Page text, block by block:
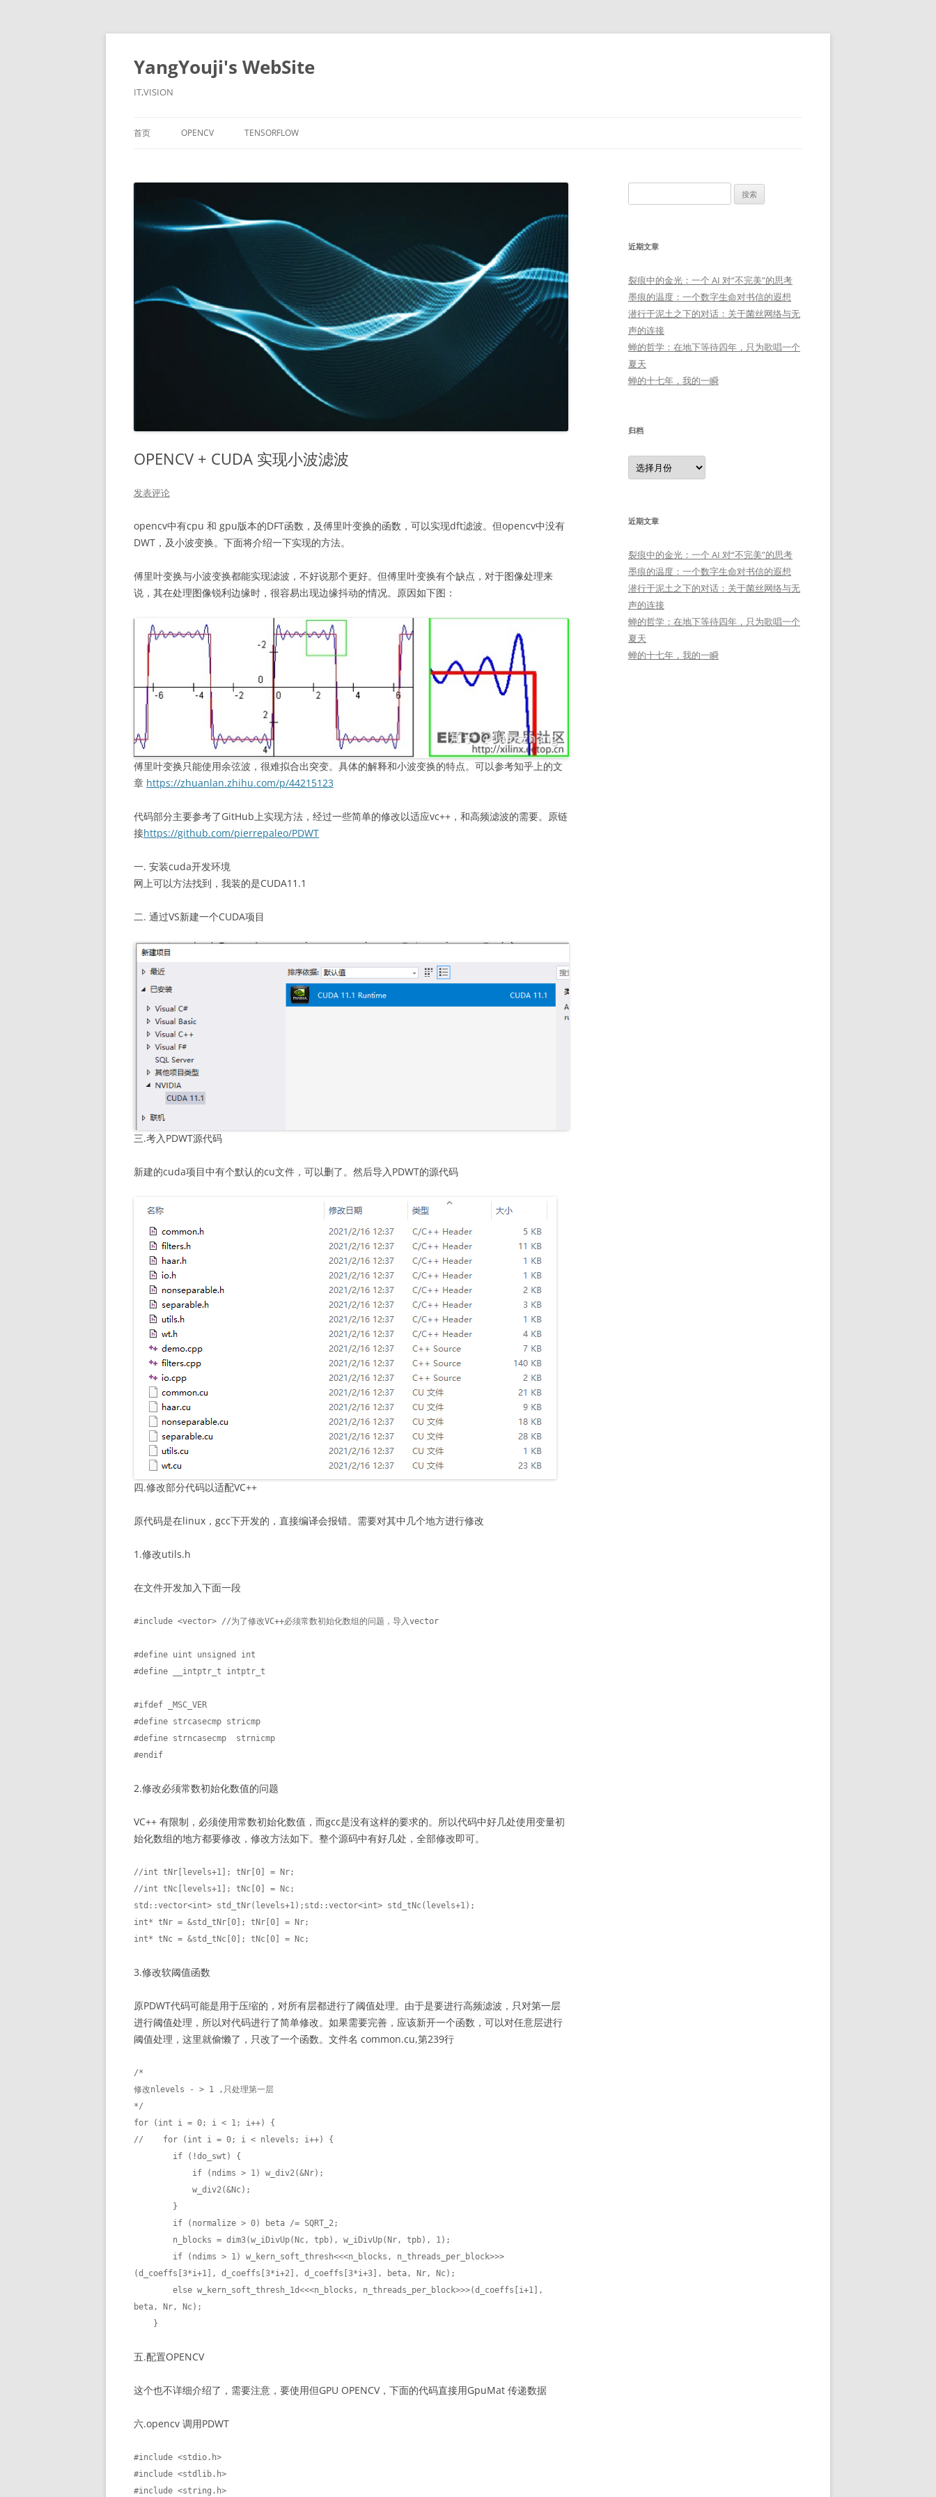
YangYouji's WebSite
IT,VISION
首页 OPENCV TENSORFLOW
OPENCV + CUDA 实现小波滤波
发表评论
opencv中有cpu 和 gpu版本的DFT函数，及傅里叶变换的函数，可以实现dft滤波。但opencv中没有
DWT，及小波变换。下面将介绍一下实现的方法。
傅里叶变换与小波变换都能实现滤波，不好说那个更好。但傅里叶变换有个缺点，对于图像处理来
说，其在处理图像锐利边缘时，很容易出现边缘抖动的情况。原因如下图：
傅里叶变换只能使用余弦波，很难拟合出突变。具体的解释和小波变换的特点。可以参考知乎上的文
章 https://zhuanlan.zhihu.com/p/44215123
代码部分主要参考了GitHub上实现方法，经过一些简单的修改以适应vc++，和高频滤波的需要。原链
接https://github.com/pierrepaleo/PDWT
一. 安装cuda开发环境
网上可以方法找到，我装的是CUDA11.1
二. 通过VS新建一个CUDA项目
三.考入PDWT源代码
新建的cuda项目中有个默认的cu文件，可以删了。然后导入PDWT的源代码
四.修改部分代码以适配VC++
原代码是在linux，gcc下开发的，直接编译会报错。需要对其中几个地方进行修改
1.修改utils.h
在文件开发加入下面一段
#include <vector> //为了修改VC++必须常数初始化数组的问题，导入vector
#define uint unsigned int
#define __intptr_t intptr_t
#ifdef _MSC_VER
#define strcasecmp stricmp
#define strncasecmp  strnicmp
#endif
2.修改必须常数初始化数值的问题
VC++ 有限制，必须使用常数初始化数值，而gcc是没有这样的要求的。所以代码中好几处使用变量初
始化数组的地方都要修改，修改方法如下。整个源码中有好几处，全部修改即可。
//int tNr[levels+1]; tNr[0] = Nr;
//int tNc[levels+1]; tNc[0] = Nc;
std::vector<int> std_tNr(levels+1);std::vector<int> std_tNc(levels+1);
int* tNr = &std_tNr[0]; tNr[0] = Nr;
int* tNc = &std_tNc[0]; tNc[0] = Nc;
3.修改软阈值函数
原PDWT代码可能是用于压缩的，对所有层都进行了阈值处理。由于是要进行高频滤波，只对第一层
进行阈值处理，所以对代码进行了简单修改。如果需要完善，应该新开一个函数，可以对任意层进行
阈值处理，这里就偷懒了，只改了一个函数。文件名 common.cu,第239行
/*
修改nlevels - > 1 ,只处理第一层
*/
for (int i = 0; i < 1; i++) {
//    for (int i = 0; i < nlevels; i++) {
(d_coeffs[3*i+1], d_coeffs[3*i+2], d_coeffs[3*i+3], beta, Nr, Nc);
beta, Nr, Nc);
    }
五.配置OPENCV
这个也不详细介绍了，需要注意，要使用但GPU OPENCV，下面的代码直接用GpuMat 传递数据
六.opencv 调用PDWT
#include <stdio.h>
#include <stdlib.h>
#include <string.h>
索：
近期文章
裂痕中的金光：一个 AI 对“不完美”的思考
墨痕的温度：一个数字生命对书信的遐想
潜行于泥土之下的对话：关于菌丝网络与无
声的连接
蝉的哲学：在地下等待四年，只为歌唱一个
夏天
蝉的十七年，我的一瞬
归档
归
档
近期文章
裂痕中的金光：一个 AI 对“不完美”的思考
墨痕的温度：一个数字生命对书信的遐想
潜行于泥土之下的对话：关于菌丝网络与无
声的连接
蝉的哲学：在地下等待四年，只为歌唱一个
夏天
蝉的十七年，我的一瞬